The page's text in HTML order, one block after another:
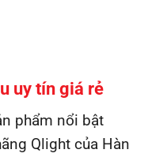
uy tín giá rẻ
phẩm nổi bật
Qlight của Hàn